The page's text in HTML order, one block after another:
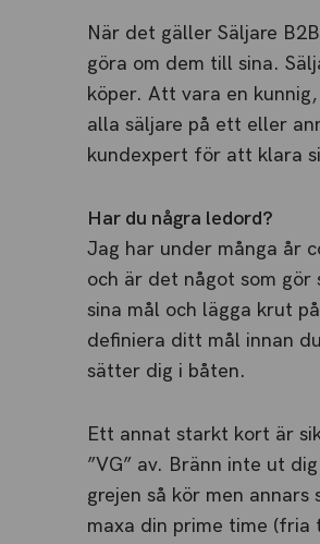
När det gäller Säljare
göra om dem till sina.
köper. Att vara en
alla säljare på ett eller
kundexpert för att klara
Har du några ledord?
Jag har under många år
och är det något som
sina mål och lägga krut
definiera ditt mål innan
sätter dig i båten.
Ett annat starkt kort är
”VG” av. Bränn inte ut
grejen så kör men
maxa din prime time